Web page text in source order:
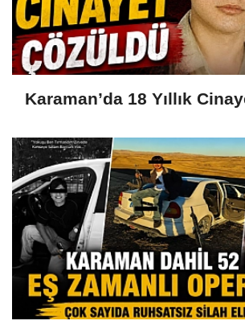
Karaman’da 18 Yıllık